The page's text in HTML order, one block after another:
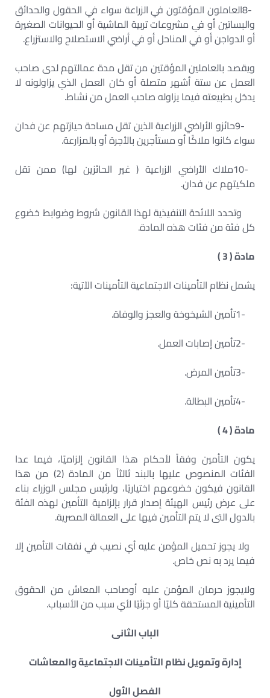
8-العاملون المؤقتون في الزراعة سواء في الحقول والحدائق
والبساتين أو في مشروعات تربية الماشية أو الحيوانات الصغيرة
أو الدواجن أو في المناحل أو في أراضي الاستصلاح والاستزراع.
ويقصد بالعاملين المؤقتين من تقل مدة عمالتهم لدى صاحب
العمل عن ستة أشهر متصلة أو كان العمل الذي يزاولونه لا
يدخل بطبيعته فيما يزاوله صاحب العمل من نشاط.
9-حائزو الأراضي الزراعية الذين تقل مساحة حيازتهم عن فدان
سواء كانوا ملاكًا أو مستأجرين بالأجرة أو بالمزارعة.
10-ملاك الأراضي الزراعية ( غير الحائزين لها) ممن تقل
ملكيتهم عن فدان.
وتحدد اللائحة التنفيذية لهذا القانون شروط وضوابط خضوع
كل فئة من فئات هذه المادة.
مادة ( 3 )
يشمل نظام التأمينات الاجتماعية التأمينات الآتية:
1-تأمين الشيخوخة والعجز والوفاة.
2-تأمين إصابات العمل.
3-تأمين المرض.
4-تأمين البطالة.
مادة ( 4 (
يكون التأمين وفقاً لأحكام هذا القانون إلزاميًا، فيما عدا
الفئات المنصوص عليها بالبند ثالثاً من المادة (2) من هذا
القانون فيكون خضوعهم اختياريًا، ولرئيس مجلس الوزراء بناء
على عرض رئيس الهيئة إصدار قرار بإلزامية التأمين لهذه الفئة
بالدول التى لا يتم التأمين فيها على العمالة المصرية.
ولا يجوز تحميل المؤمن عليه أي نصيب في نفقات التأمين إلا
فيما يرد به نص خاص.
ولايجوز حرمان المؤمن عليه أوصاحب المعاش من الحقوق
التأمينية المستحقة كليًا أو جزئيًا لأي سبب من الأسباب.
الباب الثانى
إدارة وتمويل نظام التأمينات الاجتماعية والمعاشات
الفصل الأول